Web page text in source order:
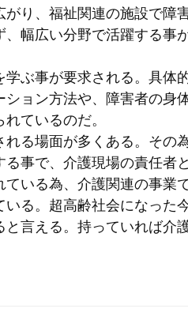
り、福祉関連の施設で障
幅広い分野で活躍する事
ぶ事が要求される。具体
ョン方法や、障害者の身
ているのだ。
る場面が多くある。その
事で、介護現場の責任者
いる為、介護関連の事業
る。超高齢社会になった
言える。持っていれば介